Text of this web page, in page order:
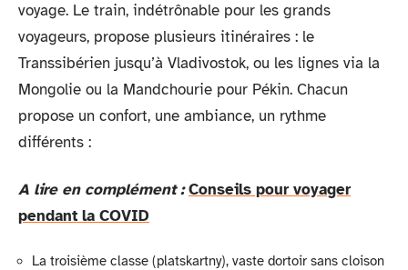
voyage. Le train, indétrônable pour les grands
voyageurs, propose plusieurs itinéraires : le
Transsibérien jusqu’à Vladivostok, ou les lignes via la
Mongolie ou la Mandchourie pour Pékin. Chacun
propose un confort, une ambiance, un rythme
différents :
A lire en complément : Conseils pour voyager
pendant la COVID
La troisième classe (platskartny), vaste dortoir sans cloison